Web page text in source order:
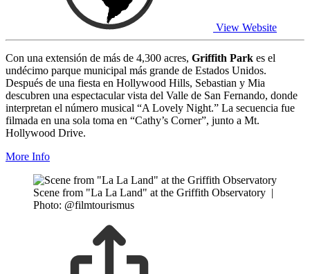
View Website
Con una extensión de más de 4,300 acres, Griffith Park es el
undécimo parque municipal más grande de Estados Unidos.
Después de una fiesta en Hollywood Hills, Sebastian y Mia
descubren una espectacular vista del Valle de San Fernando, donde
interpretan el número musical “A Lovely Night.” La secuencia fue
filmada en una sola toma en “Cathy’s Corner”, junto a Mt.
Hollywood Drive.
More Info
Scene from "La La Land" at the Griffith Observatory |
Photo: @filmtourismus